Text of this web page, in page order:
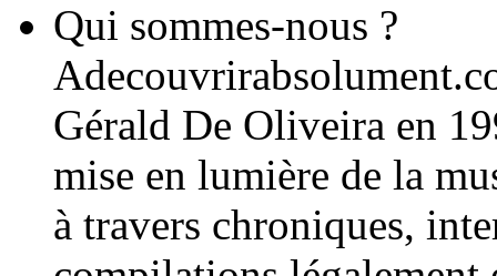
Qui sommes-nous ?
Gérald De Oliveira en
mise en lumière de la
à travers chroniques,